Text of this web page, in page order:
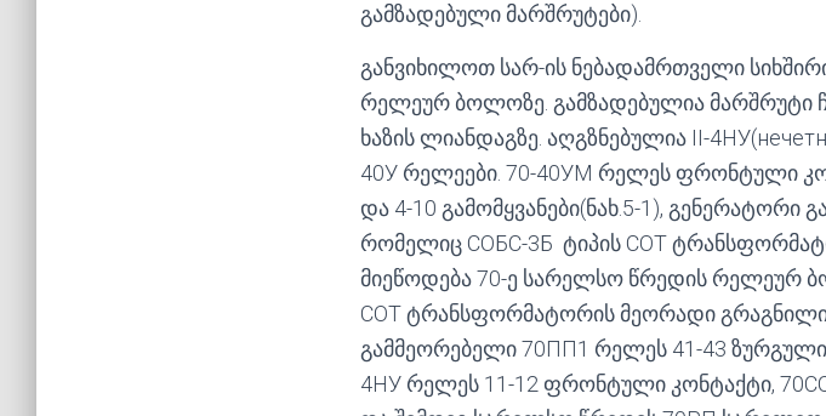
გამზადებული მარშრუტები).
განვიხილოთ სარ-ის ნებადამრთველი
რელეურ ბოლოზე. გამზადებულია მარშრუტი
ხაზის ლიანდაგზე. აღგზნებულია II-
40У რელეები. 70-40УМ რელეს ფრონტული
და 4-10 გამომყვანები(ნახ.5-1), გენერატორი
რომელიც СОБС-3Б ტიპის СОТ
მიეწოდება 70-ე სარელსო წრედის რელეურ
СОТ ტრანსფორმატორის მეორადი
გამმეორებელი 70ПП1 რელეს 41-43
4НУ რელეს 11-12 ფრონტული კონტაქტი,